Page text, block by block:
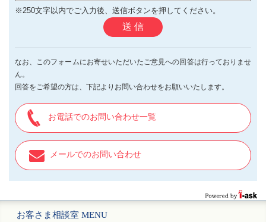
※250文字以内でご入力後、送信ボタンを押してください。
送 信
なお、このフォームにお寄せいただいたご意見への回答は行っておりませ
ん。
回答をご希望の方は、下記よりお問い合わせをお願いいたします。
お電話でのお問い合わせ一覧
メールでのお問い合わせ
お客さま相談室 MENU